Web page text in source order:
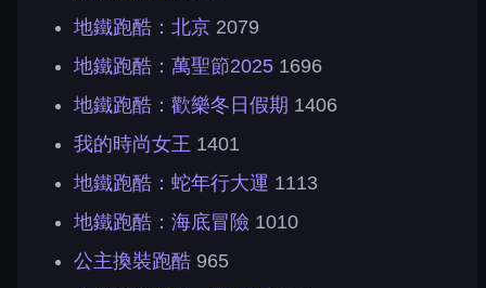
地鐵跑酷：北京 2079
地鐵跑酷：萬聖節2025 1696
地鐵跑酷：歡樂冬日假期 1406
我的時尚女王 1401
地鐵跑酷：蛇年行大運 1113
地鐵跑酷：海底冒險 1010
公主換裝跑酷 965